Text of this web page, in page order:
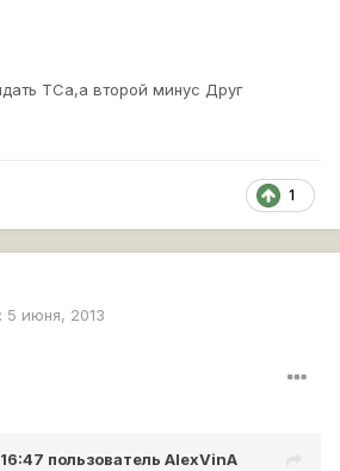
ТСа,а второй минус Друг
1
5 июня, 2013
пользователь AlexVinA